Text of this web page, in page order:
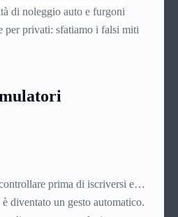
per privati: sfatiamo i falsi miti
prima di iscriversi e
diventato un gesto automatico.